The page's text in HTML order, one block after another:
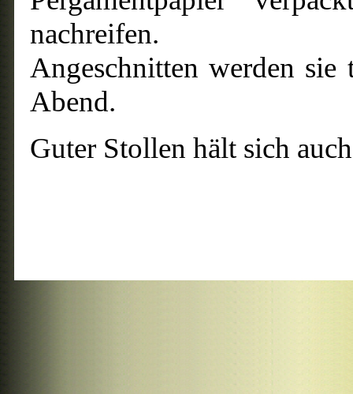
nachreifen.
Angeschnitten werden
Abend.
Guter Stollen hält sich